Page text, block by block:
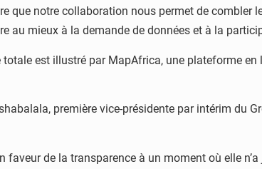
que notre collaboration nous permet de combler
au mieux à la demande de données et à la
totale est illustré par MapAfrica, une plateforme
première vice-présidente par intérim du
faveur de la transparence à un moment où elle